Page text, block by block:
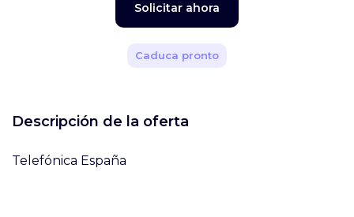
Solicitar ahora
Caduca pronto
Descripción de la oferta
Telefónica España